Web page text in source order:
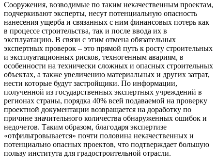
Сооружения, возводимые по таким некачественным проектам,
подчеркивают эксперты, несут потенциальную опасность
нанесения ущерба и связанных с ним финансовых потерь как
в процессе строительства, так и после ввода их в
эксплуатацию. В связи с этим отмена обязательных
экспертных проверок – это прямой путь к росту строительных
и эксплуатационных рисков, техногенным авариям, в
особенности на технически сложных и опасных строительных
объектах, а также увеличению материальных и других затрат,
нести которые будут застройщики. По информации,
полученной из государственных экспертных учреждений в
регионах страны, порядка 40% всей подаваемой на проверку
проектной документации возвращается на доработку по
причине значительного количества обнаруженных ошибок и
недочетов. Таким образом, благодаря экспертизе
«отфильтровывается» почти половина некачественных и
потенциально опасных проектов, что подтверждает большую
пользу института для градостроительной отрасли.